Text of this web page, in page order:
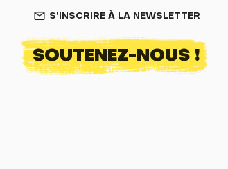
mail_outline S'INSCRIRE À LA NEWSLETTER
SOUTENEZ-NOUS !